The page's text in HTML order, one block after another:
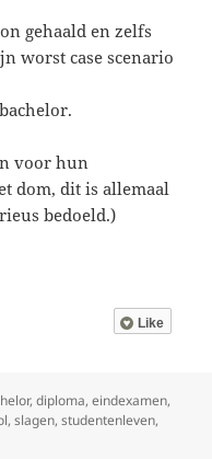
gehaald en zelfs
worst case scenario
voor hun
dom, dit is allemaal
bedoeld.)
Like
,diploma,eindexamen,
,slagen,studentenleven,